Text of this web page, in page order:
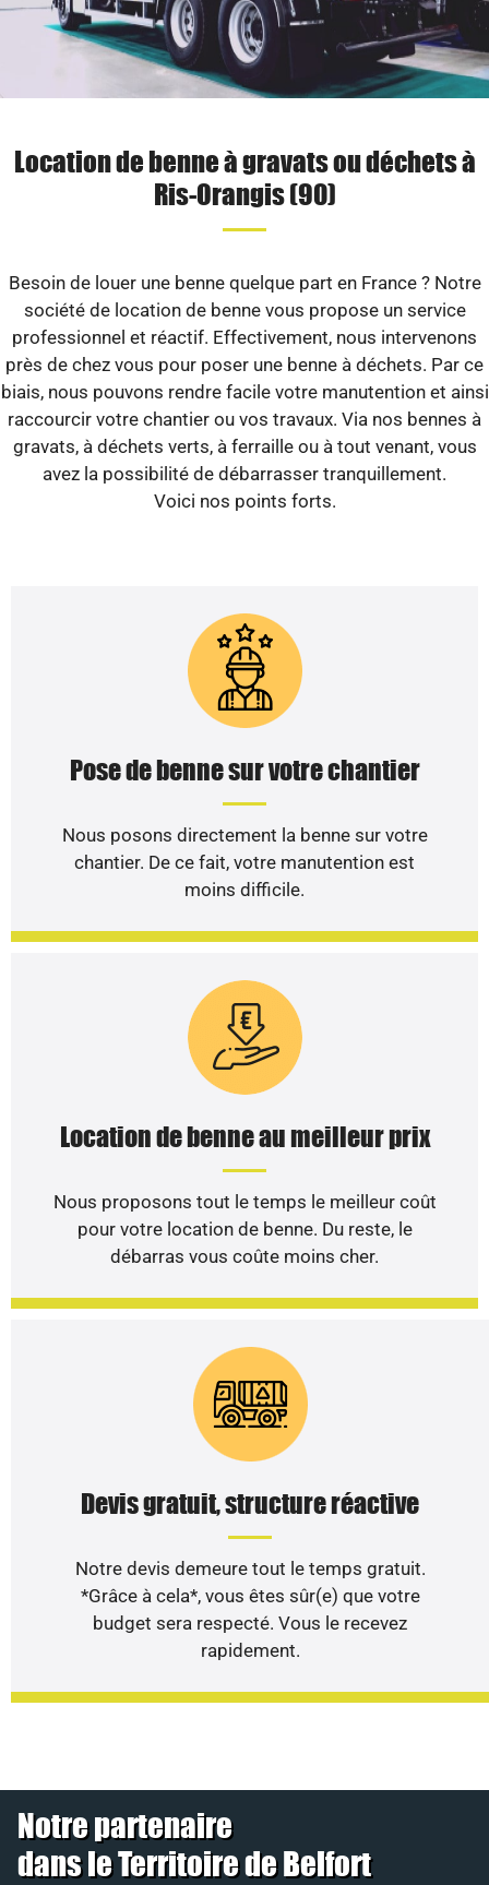
Location de benne à gravats ou déchets à
Ris-Orangis (90)
Besoin de louer une benne quelque part en France ? Notre
société de location de benne vous propose un service
professionnel et réactif. Effectivement, nous intervenons
près de chez vous pour poser une benne à déchets. Par ce
biais, nous pouvons rendre facile votre manutention et ainsi
raccourcir votre chantier ou vos travaux. Via nos bennes à
gravats, à déchets verts, à ferraille ou à tout venant, vous
avez la possibilité de débarrasser tranquillement.
Voici nos points forts.
Pose de benne sur votre chantier
Nous posons directement la benne sur votre
chantier. De ce fait, votre manutention est
moins difficile.
Location de benne au meilleur prix
Nous proposons tout le temps le meilleur coût
pour votre location de benne. Du reste, le
débarras vous coûte moins cher.
Devis gratuit, structure réactive
Notre devis demeure tout le temps gratuit.
*Grâce à cela*, vous êtes sûr(e) que votre
budget sera respecté. Vous le recevez
rapidement.
Notre partenaire
dans le Territoire de Belfort